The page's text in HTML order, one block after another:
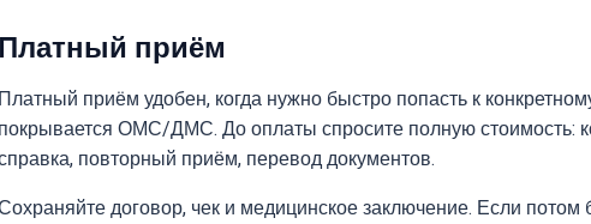
Платный приём
Платный приём удобен, когда нужно быстро попасть к
покрывается ОМС/ДМС. До оплаты спросите полную стоимость:
повторный приём, перевод документов.
договор, чек и медицинское заключение. Если потом